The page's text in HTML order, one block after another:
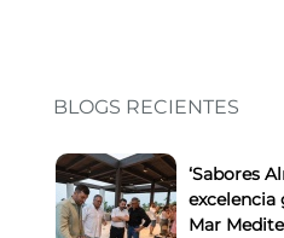
BLOGS RECIENTES
‘Sabores
excelencia
Mar